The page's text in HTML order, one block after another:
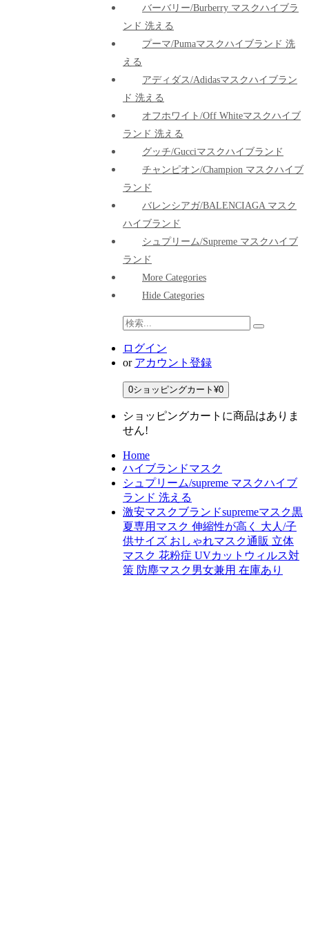
バーバリー/Burberry マスクハイブラ
ンド 洗える
プーマ/pumaマスクハイブランド 洗
える
アディダス/adidasマスクハイブラン
ド 洗える
オフホワイト/Off Whiteマスクハイブ
ランド 洗える
グッチ/Gucciマスクハイブランド
チャンピオン/Champion マスクハイブ
ランド
バレンシアガ/BALENCIAGA マスク
ハイブランド
シュプリーム/Supreme マスクハイブ
ランド
More Categories
Hide Categories
ログイン
or アカウント登録
0ショッピングカート ¥0
ショッピングカートに商品はありま
せん!
Home
ハイブランドマスク
シュプリーム/supreme マスクハイブ
ランド 洗える
激安マスクブランドsupremeマスク黒
夏専用マスク 伸縮性が高く 大人/子
供サイズ おしゃれマスク通販 立体
マスク 花粉症 UVカットウィルス対
策 防塵マスク男女兼用 在庫あり